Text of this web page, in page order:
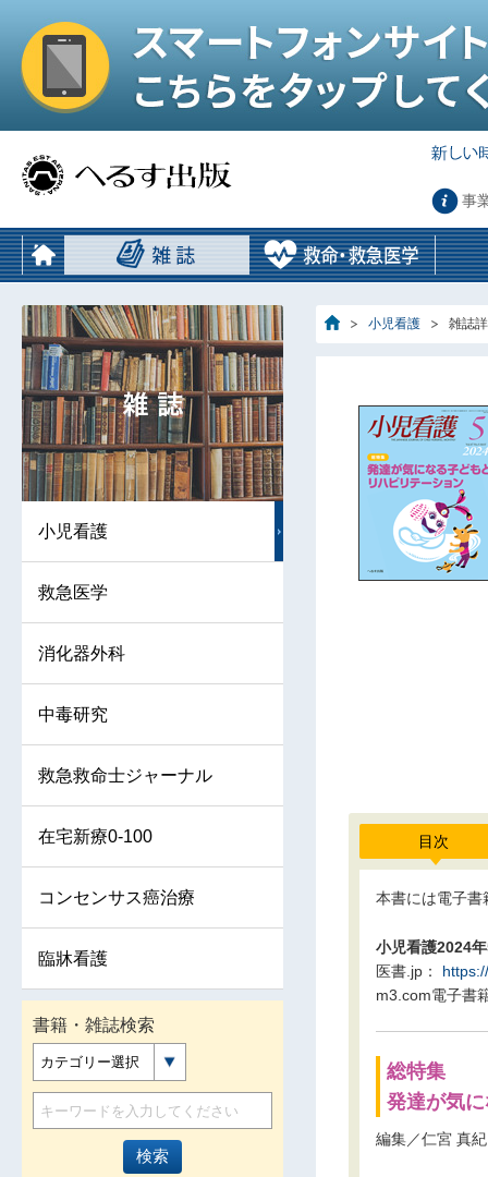
事
小児看護 雑誌
目次
本書には電子書
小児看護2024
医書.jp：
m3.com電子書
総特集
発達が気
編集／仁宮 真
小児看護
救急医学
消化器外科
中毒研究
救急救命士ジャーナル
在宅新療0-100
コンセンサス癌治療
臨牀看護
書籍・雑誌検索
カテゴリー選択